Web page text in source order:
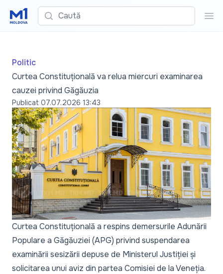
Caută
Politic
Curtea Constituțională va relua miercuri examinarea
cauzei privind Găgăuzia
Publicat 07.07.2026 13:43
Curtea Constituțională a respins demersurile Adunării
Populare a Găgăuziei (APG) privind suspendarea
examinării sesizării depuse de Ministerul Justiției și
solicitarea unui aviz din partea Comisiei de la Veneția.